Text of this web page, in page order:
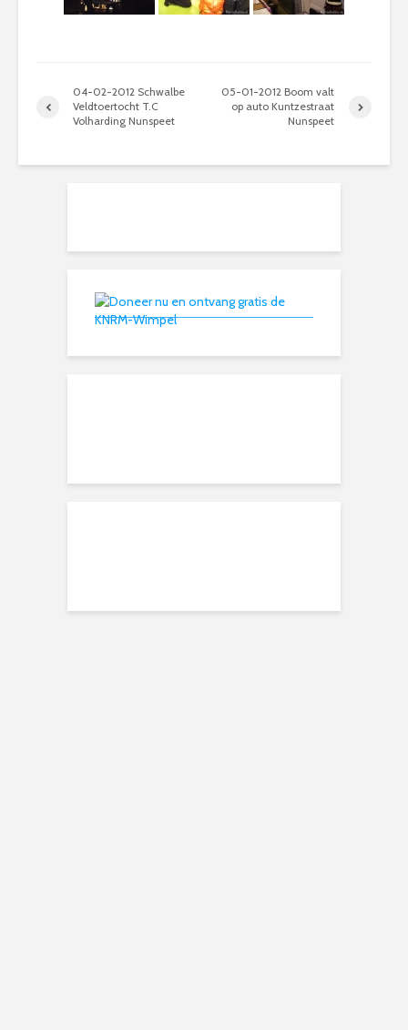
04-02-2012 Schwalbe
Veldtoertocht T.C
Volharding Nunspeet
05-01-2012 Boom valt
op auto Kuntzestraat
Nunspeet